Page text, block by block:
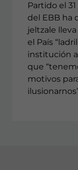
Partido el
del EBB ha
jeltzale
el País
institución
que
motivos